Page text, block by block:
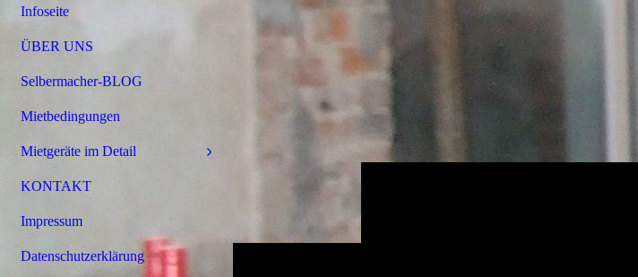
Infoseite
ÜBER UNS
Selbermacher-BLOG
Mietbedingungen
Mietgeräte im Detail
KONTAKT
Impressum
Datenschutzerklärung